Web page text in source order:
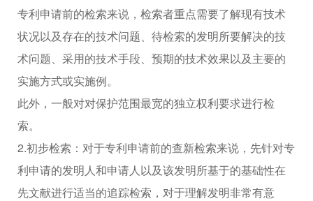
专利申请前的检索来说，检索者重点需要了解现有技术
状况以及存在的技术问题、待检索的发明所要解决的技
术问题、采用的技术手段、预期的技术效果以及主要的
实施方式或实施例。
此外，一般对对保护范围最宽的独立权利要求进行检
索。
2.初步检索：对于专利申请前的查新检索来说，先针对专
利申请的发明人和申请人以及该发明所基于的基础性在
先文献进行适当的追踪检索，对于理解发明非常有意